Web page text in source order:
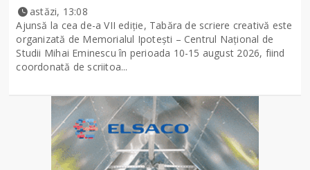
astăzi, 13:08
Ajunsă la cea de-a VII ediție, Tabăra de scriere creativă este
organizată de Memorialul Ipotești – Centrul Național de
Studii Mihai Eminescu în perioada 10-15 august 2026, fiind
coordonată de scriitoa...